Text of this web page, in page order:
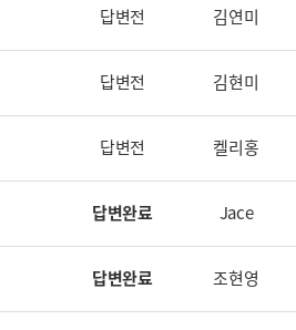
답변전 김연미
답변전 김현미
답변전 켈리홍
답변완료 Jace
답변완료 조현영